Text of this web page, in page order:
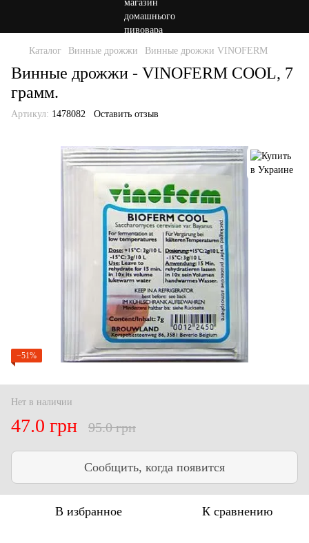
Каталог Винные дрожжи Винные дрожжи VINOFERM
Винные дрожжи - VINOFERM COOL, 7
грамм.
Артикул: 1478082 Оставить отзыв
−51%
Нет в наличии
47.0 грн 95.0 грн
Сообщить, когда появится
В избранное К сравнению